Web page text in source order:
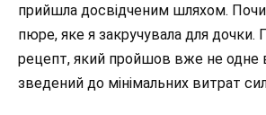
прийшла досвідченим шляхом.
пюре, яке я закручувала для
рецепт, який пройшов вже не одне
зведений до мінімальних витрат сил